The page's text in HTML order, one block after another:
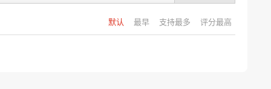
默认 最早 支持最多 评分最高